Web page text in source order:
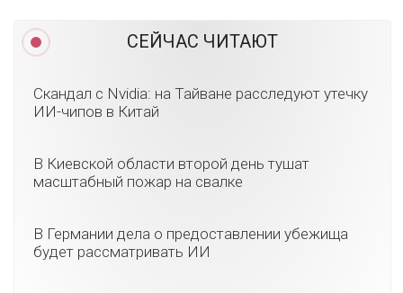
СЕЙЧАС ЧИТАЮТ
Скандал с Nvidia: на Тайване расследуют утечку
ИИ-чипов в Китай
В Киевской области второй день тушат
масштабный пожар на свалке
В Германии дела о предоставлении убежища
будет рассматривать ИИ